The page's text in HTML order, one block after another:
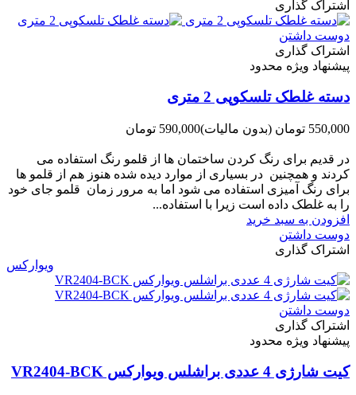
اشتراک گذاری
دوست داشتن
اشتراک گذاری
پیشنهاد ویژه محدود
دسته غلطک تلسکوپی 2 متری
550,000 تومان (بدون مالیات)590,000 تومان
در قدیم برای رنگ کردن ساختمان ها از قلمو رنگ استفاده می
کردند و همچنین در بسیاری از موارد دیده شده هنوز هم از قلمو ها
برای رنگ آمیزی استفاده می شود اما به مرور زمان قلمو جای خود
را به غلطک داده است زیرا با استفاده...
افزودن به سبد خرید
دوست داشتن
اشتراک گذاری
ویوارکس
دوست داشتن
اشتراک گذاری
پیشنهاد ویژه محدود
کیت شارژی 4 عددی براشلس ویوارکس VR2404-BCK